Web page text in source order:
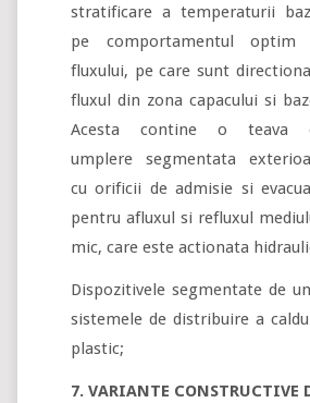
stratificare a temperaturii
pe comportamentul optim
fluxului, pe care sunt
fluxul din zona capacului si
Acesta contine o teava
umplere segmentata
cu orificii de admisie si
pentru afluxul si refluxul
mic, care este actionata
Dispozitivele segmentate de
sistemele de distribuire a
plastic;
7. VARIANTE CONSTRUCTIVE